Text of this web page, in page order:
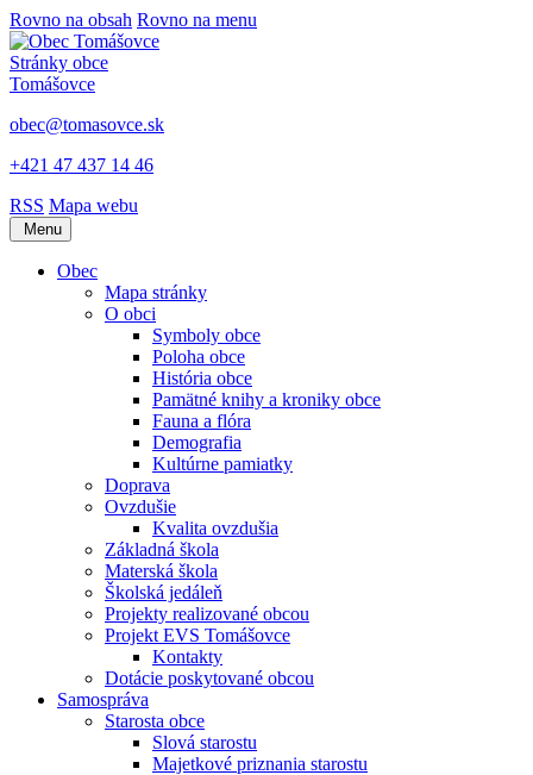
Rovno na obsah Rovno na menu
Stránky obce
Tomášovce
obec@tomasovce.sk
+421 47 437 14 46
RSS Mapa webu
Menu
Obec
Mapa stránky
O obci
Symboly obce
Poloha obce
História obce
Pamätné knihy a kroniky obce
Fauna a flóra
Demografia
Kultúrne pamiatky
Doprava
Ovzdušie
Kvalita ovzdušia
Základná škola
Materská škola
Školská jedáleň
Projekty realizované obcou
Projekt EVS Tomášovce
Kontakty
Dotácie poskytované obcou
Samospráva
Starosta obce
Slová starostu
Majetkové priznania starostu